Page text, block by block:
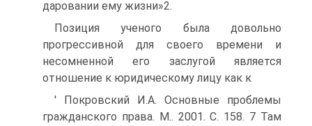
даровании ему жизни»2.
Позиция ученого была довольно
прогрессивной для своего времени и
несомненной его заслугой является
отношение к юридическому лицу как к
' Покровский И.А. Основные проблемы
гражданского права. М.. 2001. С. 158. 7 Там